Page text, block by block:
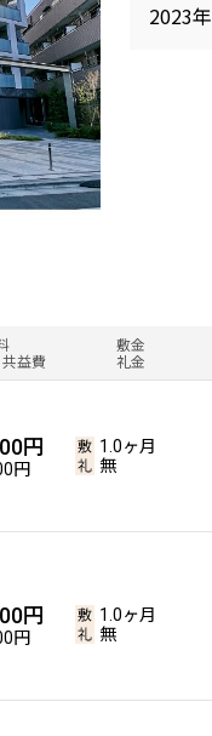
2023
益費
敷金
礼金
円
円
1.0ヶ月
無
円
円
1.0ヶ月
無